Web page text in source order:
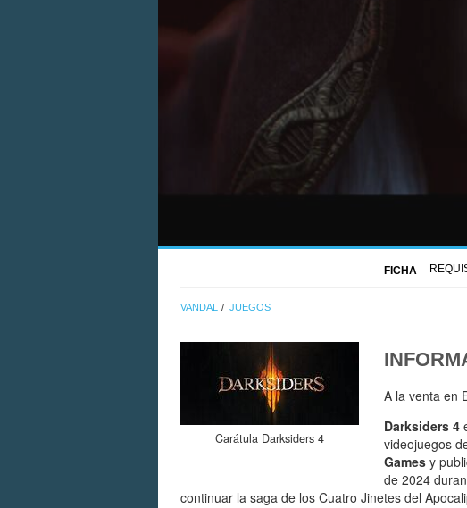
FICHA
VANDAL JUEGOS
Carátula Darksiders 4
A la venta en
Darksiders 4
videojuegos
Games y
de 2024
continuar la saga de los Cuatro Jinetes del